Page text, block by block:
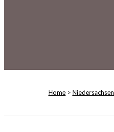
Home> Niedersachsen